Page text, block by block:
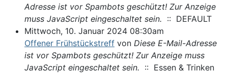
Adresse ist vor Spambots geschützt! Zur Anzeige
muss JavaScript eingeschaltet sein. :: DEFAULT
Mittwoch, 10. Januar 2024 08:30am
Offener Frühstückstreff von Diese E-Mail-Adresse
ist vor Spambots geschützt! Zur Anzeige muss
JavaScript eingeschaltet sein. :: Essen & Trinken